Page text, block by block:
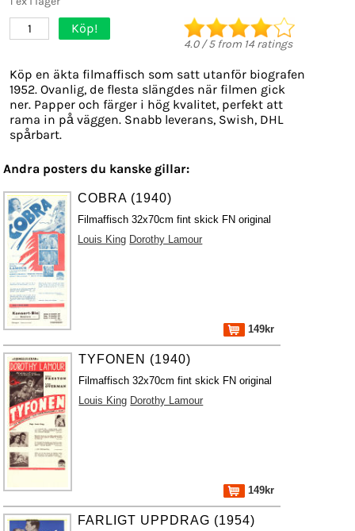
1 Köp!
4.0/5from 14 ratings
Köp en äkta filmaffisch som satt utanför biografen
1952. Ovanlig, de flesta slängdes när filmen gick
ner. Papper och färger i hög kvalitet, perfekt att
rama in på väggen. Snabb leverans, Swish, DHL
spårbart.
Andra posters du kanske gillar:
COBRA (1940)
Filmaffisch 32x70cm fint skick FN original
Louis King Dorothy Lamour
149kr
TYFONEN (1940)
Filmaffisch 32x70cm fint skick FN original
Louis King Dorothy Lamour
149kr
FARLIGT UPPDRAG (1954)